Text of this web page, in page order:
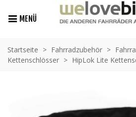
MENÜ
Startseite > Fahrradzubehör >
Kettenschlösser > HipLok Lite